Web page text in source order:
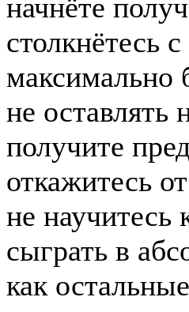
начнёте
столкнётесь
максимально
не оставлять
получите
откажитесь
не научитесь
сыграть в
как